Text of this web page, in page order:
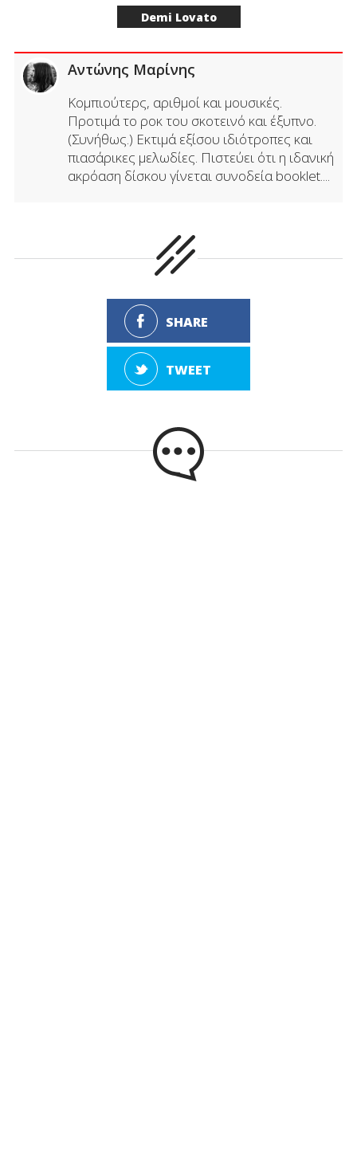
Demi Lovato
Αντώνης Μαρίνης
Κομπιούτερς, αριθμοί και μουσικές.
Προτιμά το ροκ του σκοτεινό και έξυπνο.
(Συνήθως.) Εκτιμά εξίσου ιδιότροπες και
πιασάρικες μελωδίες. Πιστεύει ότι η ιδανική
ακρόαση δίσκου γίνεται συνοδεία booklet....
SHARE
TWEET